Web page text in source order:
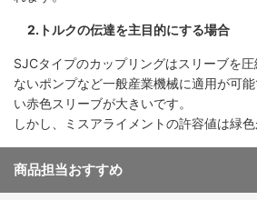
2.トルクの伝達を主目的にする場合
SJCタイプのカップリングはスリーブを
ないポンプなど一般産業機械に適用が可
い赤色スリーブが大きいです。
しかし、ミスアライメントの許容値は緑
商品担当おすすめ